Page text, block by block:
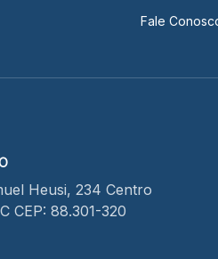
Fale
Heusi, 234 Centro
CEP: 88.301-320